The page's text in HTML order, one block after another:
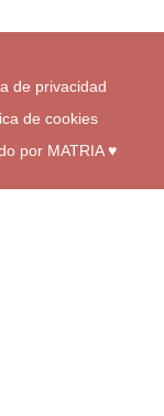
de privacidad
de cookies
por MATRIA ♥